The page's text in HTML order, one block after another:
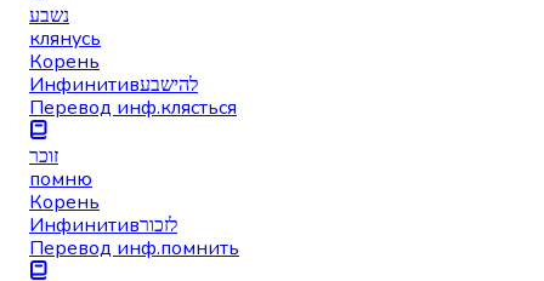
נשבע
клянусь
Корень
Инфинитивלהישבע
Перевод инф.клясться
זוכר
помню
Корень
Инфинитивלזכור
Перевод инф.помнить